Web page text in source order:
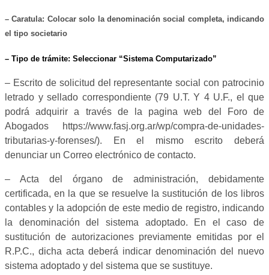
–Caratula: Colocar solo la denominación social completa, indicando
el tipo societario
– Tipo de trámite: Seleccionar “Sistema Computarizado”
– Escrito de solicitud del representante social con patrocinio
letrado y sellado correspondiente (79 U.T. Y 4 U.F., el que
podrá adquirir a través de la pagina web del Foro de
Abogados https://www.fasj.org.ar/wp/compra-de-unidades-
tributarias-y-forenses/). En el mismo escrito deberá
denunciar un Correo electrónico de contacto.
– Acta del órgano de administración, debidamente
certificada, en la que se resuelve la sustitución de los libros
contables y la adopción de este medio de registro, indicando
la denominación del sistema adoptado. En el caso de
sustitución de autorizaciones previamente emitidas por el
R.P.C., dicha acta deberá indicar denominación del nuevo
sistema adoptado y del sistema que se sustituye.